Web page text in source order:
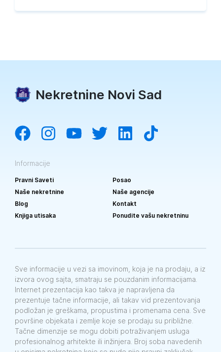
Nekretnine Novi Sad
Informacije
Pravni Saveti
Posao
Naše nekretnine
Naše agencije
Blog
Kontakt
Knjiga utisaka
Ponudite vašu nekretninu
Sve informacije u vezi sa imovinom, koja je na prodaju, a iz
izvora ovog sajta, smatraju se pouzdanim informacijama.
Internet prezentacija kao takva je napravljena da
prezentuje tačne informacije, ali takav vid prezentovanja
podložan je greškama, propustima i promenama cena. Sve
površine objekata i zemlje koje se prodaju su približne.
Tačne dimenzije se mogu dobiti potraživanjem usluga
profesionalnog arhitekte ili inžinjera. Broj soba navedenih